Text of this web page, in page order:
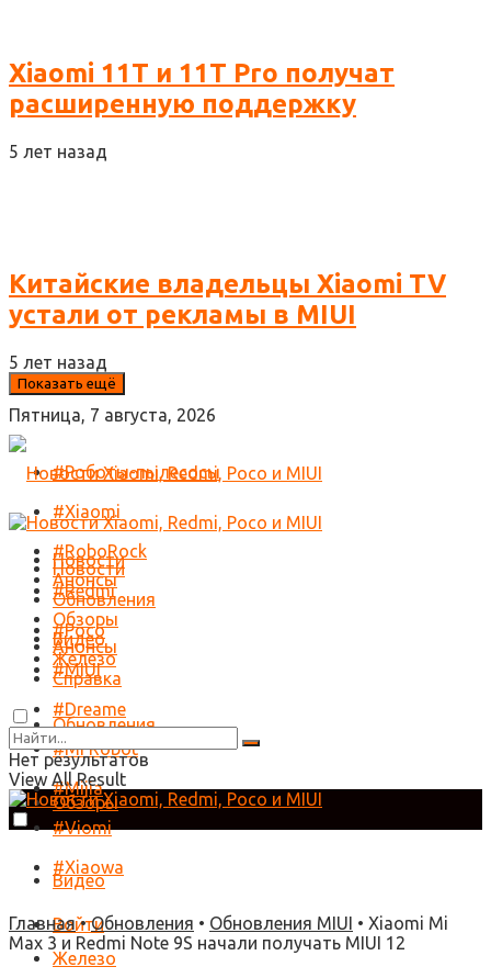
Xiaomi 11T и 11T Pro получат
расширенную поддержку
5 лет назад
Китайские владельцы Xiaomi TV
устали от рекламы в MIUI
5 лет назад
Показать ещё
Пятница, 7 августа, 2026
#Роботы-пылесосы
#Xiaomi
#RoboRock
#Redmi
#Poco
#MIUI
#Dreame
#Mi Robot
#Mijia
#Viomi
#Xiaowa
Войти
Новости
Анонсы
Обновления
Обзоры
Видео
Железо
Новости
Анонсы
Обновления
Обзоры
Видео
Железо
Справка
Нет результатов
View All Result
Главная•Обновления • Обновления MIUI • Xiaomi Mi
Max 3 и Redmi Note 9S начали получать MIUI 12